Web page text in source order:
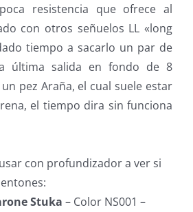
resistencia que ofrece al
con otros señuelos LL «long
tiempo a sacarlo un par de
última salida en fondo de 8
pez Araña, el cual suele estar
el tiempo dira sin funciona
con profundizador a ver si
Stuka – Color NS001 –